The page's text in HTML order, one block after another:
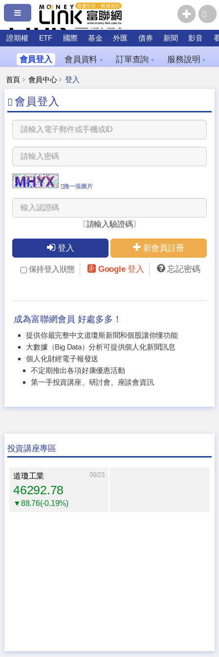
證期權 ETF 國際 基金 外匯 債券 新聞 影音
會員登入 會員資料 ▼ 訂單查詢 ▼ 服務說明 ▼
首頁 會員中心 登入
會員登入
換一張圖片
〔請輸入驗證碼〕
登入 新會員註冊
保持登入狀態 Google 登入 忘記密碼
成為富聯網會員 好處多多！
提供你最完整中文道瓊斯新聞和個股讓你懂功能
大數據（Big Data）分析可提供個人化新聞訊息
個人化財經電子報發送
不定期推出各項好康優惠活動
第一手投資講座、研討會、座談會資訊
投資講座專區
道瓊工業 09/23
46292.78
▼88.76(-0.19%)